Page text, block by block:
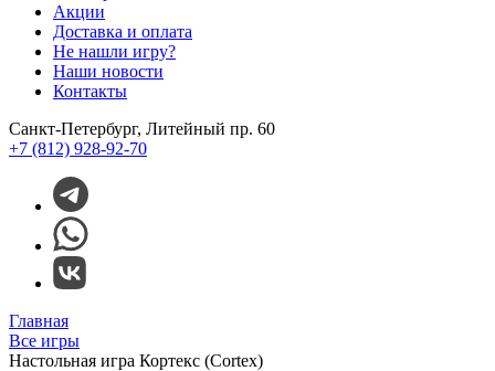
Акции
Доставка и оплата
Не нашли игру?
Наши новости
Контакты
Санкт-Петербург, Литейный пр. 60
+7 (812) 928-92-70
Главная
Все игры
Настольная игра Кортекс (Cortex)